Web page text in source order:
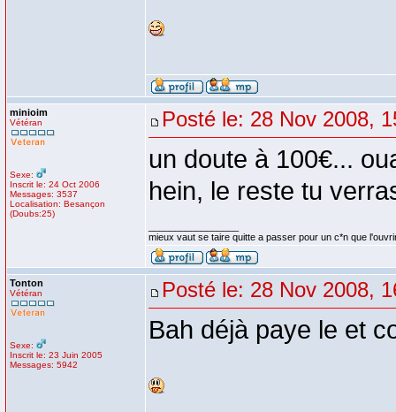
minioim
Vétéran
Sexe:
Inscrit le: 24 Oct 2006
Messages: 3537
Localisation: Besançon
(Doubs:25)
Posté le: 28 Nov 2008,
un doute à 100€...
hein, le reste tu
mieux vaut se taire quitte a passer pour un c*n que
Tonton
Vétéran
Sexe:
Inscrit le: 23 Juin 2005
Messages: 5942
Posté le: 28 Nov 2008,
Bah déjà paye le et